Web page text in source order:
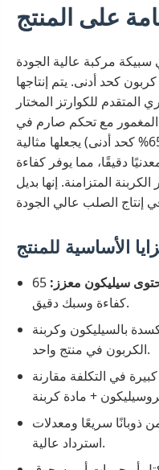
على المنتج
سيليكون كربون 65-15 هي سبيكة مركبة عالية الجودة
على 65% سيليكون و15% كربون كحد أدنى. يتم إنتاجها
المتقدم للكوارتز المختار
مع تحكم صارم في
العملية. محتوى السيليكون الأعلى (65% كحد أدنى) يجعلها مثالية
دقيقًا، مما يوفر كفاءة
المتزامنة. إنها بديل
الأساسية للمنتج
سيليكون معزز: 65% Si كحد أدنى لإزالة أكسدة أكثر
كفاءة وسبك دقيق.
بالسيليكون وكربنة
الكربون في منتج واحد.
في التكلفة مقارنة
ذوبانًا سريعًا ومعدلات
استرداد عالية.